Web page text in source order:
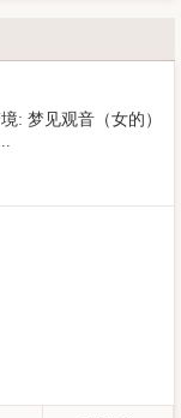
: 梦见观音（女的）